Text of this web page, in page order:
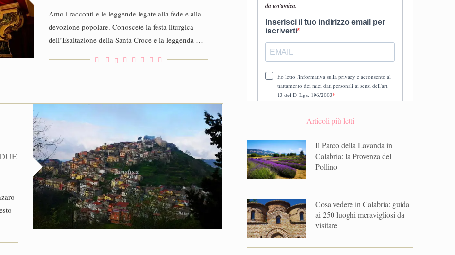
Amo i racconti e le leggende legate alla fede e alla
devozione popolare. Conoscete la festa liturgica
dell’Esaltazione della Santa Croce e la leggenda …
Articoli più letti
Il Parco della Lavanda in
Calabria: la Provenza del
Pollino
Cosa vedere in Calabria: guida
ai 250 luoghi meravigliosi da
visitare